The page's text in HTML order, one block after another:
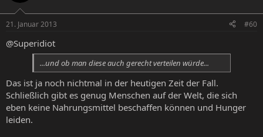
21. Januar 2013 #60
@Superidiot
...und ob man diese auch gerecht verteilen würde...
Das ist ja noch nichtmal in der heutigen Zeit der Fall.
Schließlich gibt es genug Menschen auf der Welt, die sich
eben keine Nahrungsmittel beschaffen können und Hunger
leiden.